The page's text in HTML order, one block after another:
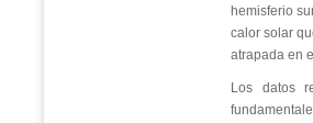
hemisferio
calor solar
atrapada en
Los datos